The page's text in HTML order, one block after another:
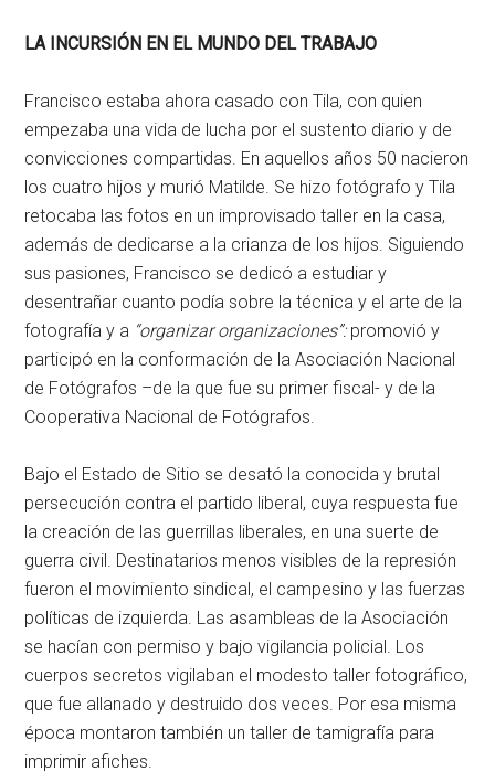
LA INCURSIÓN EN EL MUNDO DEL TRABAJO
Francisco estaba ahora casado con Tila, con quien
empezaba una vida de lucha por el sustento diario y de
convicciones compartidas. En aquellos años 50 nacieron
los cuatro hijos y murió Matilde. Se hizo fotógrafo y Tila
retocaba las fotos en un improvisado taller en la casa,
además de dedicarse a la crianza de los hijos. Siguiendo
sus pasiones, Francisco se dedicó a estudiar y
desentrañar cuanto podía sobre la técnica y el arte de la
fotografía y a “organizar organizaciones”:promovió y
participó en la conformación de la Asociación Nacional
de Fotógrafos –de la que fue su primer fiscal- y de la
Cooperativa Nacional de Fotógrafos.
Bajo el Estado de Sitio se desató la conocida y brutal
persecución contra el partido liberal, cuya respuesta fue
la creación de las guerrillas liberales, en una suerte de
guerra civil. Destinatarios menos visibles de la represión
fueron el movimiento sindical, el campesino y las fuerzas
políticas de izquierda. Las asambleas de la Asociación
se hacían con permiso y bajo vigilancia policial. Los
cuerpos secretos vigilaban el modesto taller fotográfico,
que fue allanado y destruido dos veces. Por esa misma
época montaron también un taller de tamigrafía para
imprimir afiches.